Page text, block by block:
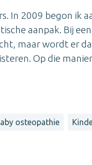
In 2009 begon ik
aanpak. Bij
maar wordt er
Op die manier
osteopathie